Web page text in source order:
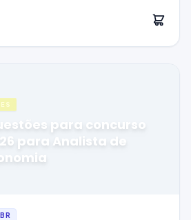
para concurso
para Analista de
BR